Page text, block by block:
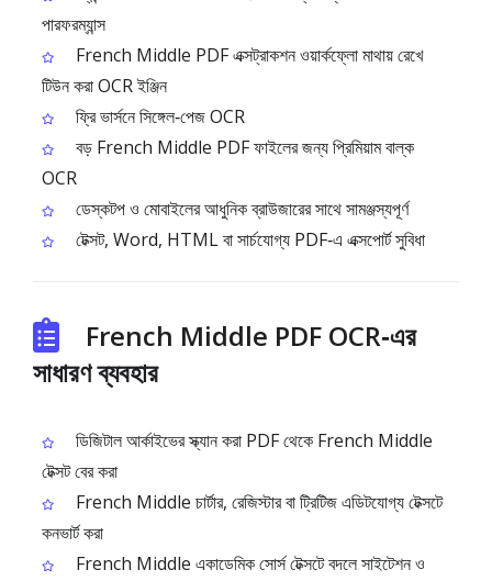
পারফরম্যান্স
French Middle PDF এক্সট্রাকশন ওয়ার্কফ্লো মাথায় রেখে
টিউন করা OCR ইঞ্জিন
ফ্রি ভার্সনে সিঙ্গেল‑পেজ OCR
বড় French Middle PDF ফাইলের জন্য প্রিমিয়াম বাল্ক
OCR
ডেস্কটপ ও মোবাইলের আধুনিক ব্রাউজারের সাথে সামঞ্জস্যপূর্ণ
টেক্সট, Word, HTML বা সার্চযোগ্য PDF‑এ এক্সপোর্ট সুবিধা
French Middle PDF OCR‑এর
সাধারণ ব্যবহার
ডিজিটাল আর্কাইভের স্ক্যান করা PDF থেকে French Middle
টেক্সট বের করা
French Middle চার্টার, রেজিস্টার বা ট্রিটিজ এডিটযোগ্য টেক্সটে
কনভার্ট করা
French Middle একাডেমিক সোর্স টেক্সটে বদলে সাইটেশন ও